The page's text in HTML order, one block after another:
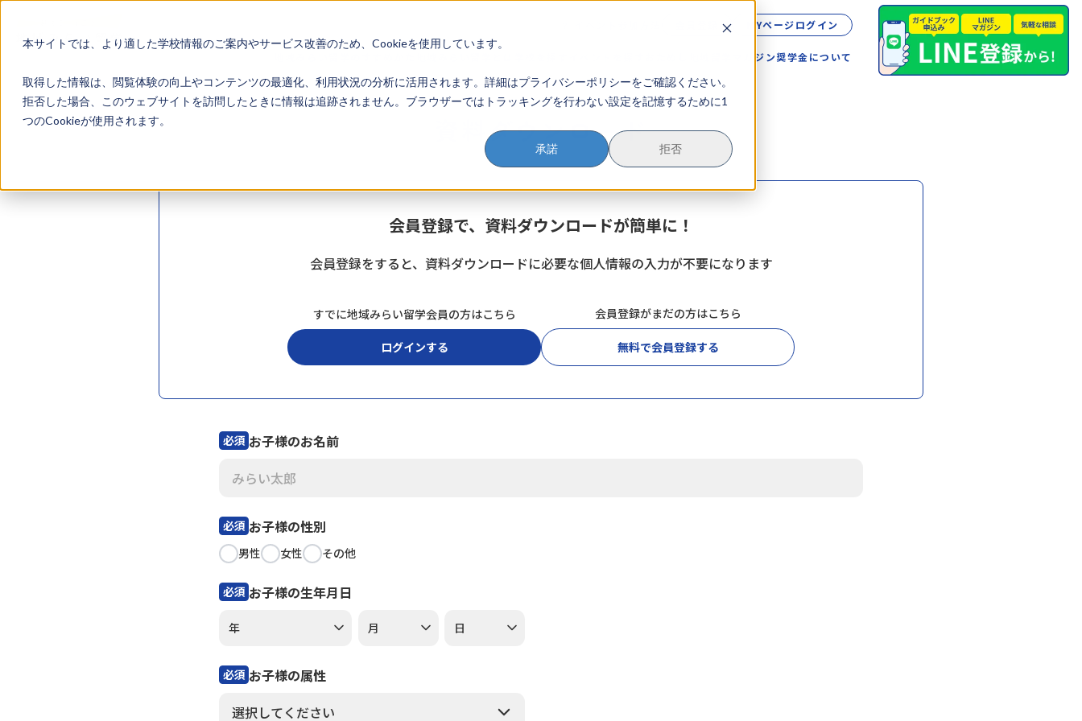
本サイトでは、より適した学校情報のご案内やサービス改善のため、Cookieを使用しています。
取得した情報は、閲覧体験の向上やコンテンツの最適化、利用状況の分析に活用されます。詳細はプライバシーポリシーをご確認ください。
拒否した場合、このウェブサイトを訪問したときに情報は追跡されません。ブラウザーではトラッキングを行わない設定を記憶するために1
つのCookieが使用されます。
承諾 拒否
MYページログイン
マガジン奨学金について
資料ダウンロード
会員登録で、資料ダウンロードが簡単に！
会員登録をすると、資料ダウンロードに必要な個人情報の入力が不要になります
すでに地域みらい留学会員の方はこちら
ログインする
会員登録がまだの方はこちら
無料で会員登録する
必須 お子様のお名前
必須 お子様の性別
男性 女性 その他
必須 お子様の生年月日
必須 お子様の属性